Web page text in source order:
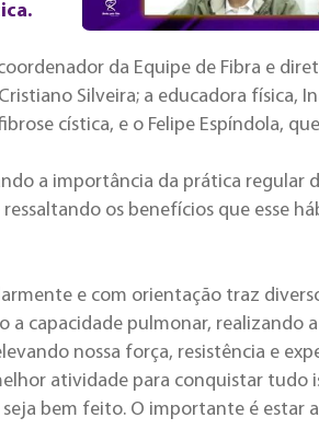
da Equipe de Fibra e
Silveira; a educadora física,
cística, e o Felipe Espíndola,
a importância da prática regular
ressaltando os benefícios que esse
e com orientação traz
capacidade pulmonar, realizando a
nossa força, resistência e
atividade para conquistar tudo
bem feito. O importante é estar